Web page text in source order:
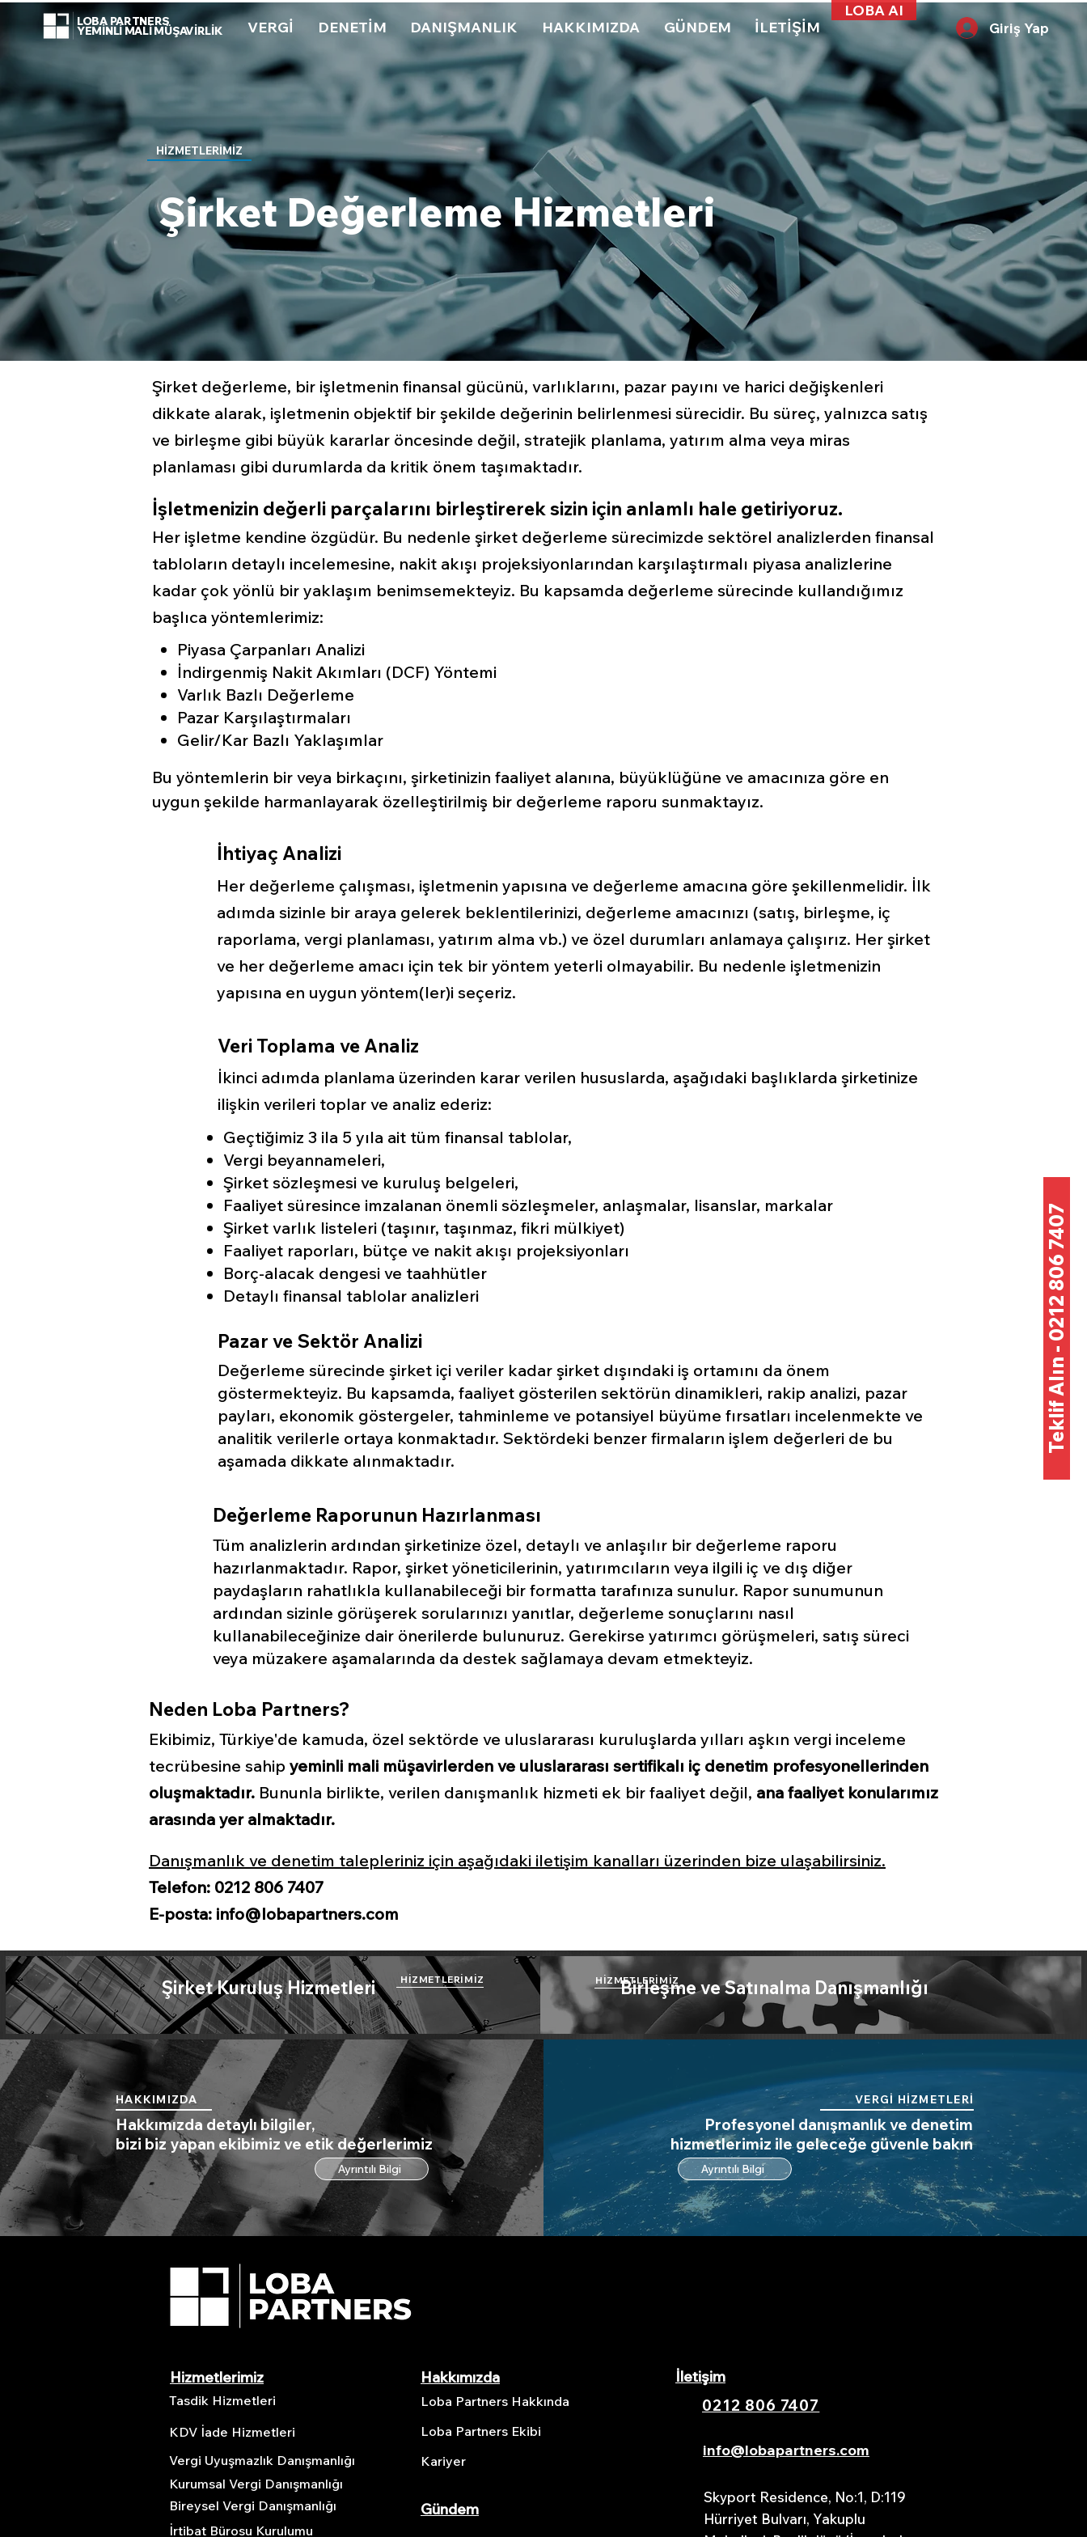
LOBA PARTNERS
YEMİNLİ MALİ MÜŞAVİRLİK VERGİ DENETİM DANIŞMANLIK HAKKIMIZDA GÜNDEM İLETİŞİM
LOBA AI
Giriş Yap
Teklif Alın - 0212 806 7407
HİZMETLERİMİZ
Şirket Değerleme Hizmetleri
Şirket değerleme, bir işletmenin finansal gücünü, varlıklarını, pazar payını ve harici değişkenleri
dikkate alarak, işletmenin objektif bir şekilde değerinin belirlenmesi sürecidir. Bu süreç, yalnızca satış
ve birleşme gibi büyük kararlar öncesinde değil, stratejik planlama, yatırım alma veya miras
planlaması gibi durumlarda da kritik önem taşımaktadır.
İşletmenizin değerli parçalarını birleştirerek sizin için anlamlı hale getiriyoruz.
Her işletme kendine özgüdür. Bu nedenle şirket değerleme sürecimizde sektörel analizlerden finansal
tabloların detaylı incelemesine, nakit akışı projeksiyonlarından karşılaştırmalı piyasa analizlerine
kadar çok yönlü bir yaklaşım benimsemekteyiz. Bu kapsamda değerleme sürecinde kullandığımız
başlıca yöntemlerimiz:
Piyasa Çarpanları Analizi
İndirgenmiş Nakit Akımları (DCF) Yöntemi
Varlık Bazlı Değerleme
Pazar Karşılaştırmaları
Gelir/Kar Bazlı Yaklaşımlar
Bu yöntemlerin bir veya birkaçını, şirketinizin faaliyet alanına, büyüklüğüne ve amacınıza göre en
uygun şekilde harmanlayarak özelleştirilmiş bir değerleme raporu sunmaktayız.​
İhtiyaç Analizi
Her değerleme çalışması, işletmenin yapısına ve değerleme amacına göre şekillenmelidir. İlk
adımda sizinle bir araya gelerek beklentilerinizi, değerleme amacınızı (satış, birleşme, iç
raporlama, vergi planlaması, yatırım alma vb.) ve özel durumları anlamaya çalışırız. Her şirket
ve her değerleme amacı için tek bir yöntem yeterli olmayabilir. Bu nedenle işletmenizin
yapısına en uygun yöntem(ler)i seçeriz.
Veri Toplama ve Analiz
İkinci adımda planlama üzerinden karar verilen hususlarda, aşağıdaki başlıklarda şirketinize
ilişkin verileri toplar ve analiz ederiz:
Geçtiğimiz 3 ila 5 yıla ait tüm finansal tablolar,
Vergi beyannameleri,
Şirket sözleşmesi ve kuruluş belgeleri,
Faaliyet süresince imzalanan önemli sözleşmeler, anlaşmalar, lisanslar, markalar
Şirket varlık listeleri (taşınır, taşınmaz, fikri mülkiyet)
Faaliyet raporları, bütçe ve nakit akışı projeksiyonları
Borç-alacak dengesi ve taahhütler
Detaylı finansal tablolar analizleri
Pazar ve Sektör Analizi
Değerleme sürecinde şirket içi veriler kadar şirket dışındaki iş ortamını da önem
göstermekteyiz. Bu kapsamda, faaliyet gösterilen sektörün dinamikleri, rakip analizi, pazar
payları, ekonomik göstergeler, tahminleme ve potansiyel büyüme fırsatları incelenmekte ve
analitik verilerle ortaya konmaktadır. Sektördeki benzer firmaların işlem değerleri de bu
aşamada dikkate alınmaktadır.
Değerleme Raporunun Hazırlanması
Tüm analizlerin ardından şirketinize özel, detaylı ve anlaşılır bir değerleme raporu
hazırlanmaktadır. Rapor, şirket yöneticilerinin, yatırımcıların veya ilgili iç ve dış diğer
paydaşların rahatlıkla kullanabileceği bir formatta tarafınıza sunulur. Rapor sunumunun
ardından sizinle görüşerek sorularınızı yanıtlar, değerleme sonuçlarını nasıl
kullanabileceğinize dair önerilerde bulunuruz. Gerekirse yatırımcı görüşmeleri, satış süreci
veya müzakere aşamalarında da destek sağlamaya devam etmekteyiz.
Neden Loba Partners?
Ekibimiz, Türkiye'de kamuda, özel sektörde ve uluslararası kuruluşlarda yılları aşkın vergi inceleme
tecrübesine sahip yeminli mali müşavirlerden ve uluslararası sertifikalı iç denetim profesyonellerinden
oluşmaktadır.​​ Bununla birlikte, verilen danışmanlık hizmeti ek bir faaliyet değil, ana faaliyet konularımız
arasında yer almaktadır.
Danışmanlık ve denetim talepleriniz için aşağıdaki iletişim kanalları üzerinden bize ulaşabilirsiniz.
Telefon: 0212 806 7407
E-posta: info@lobapartners.com
HİZMETLERİMİZ
Şirket Kuruluş Hizmetleri HİZMETLERİMİZ
Birleşme ve Satınalma Danışmanlığı
HAKKIMIZDA
Hakkımızda detaylı bilgiler,
bizi biz yapan ekibimiz ve etik değerlerimiz
Ayrıntılı Bilgi
VERGİ HİZMETLERİ
Profesyonel danışmanlık ve denetim
hizmetlerimiz ile geleceğe güvenle bakın
Ayrıntılı Bilgi
Hizmetlerimiz
Tasdik Hizmetleri
KDV İade Hizmetleri
Vergi Uyuşmazlık Danışmanlığı
Hakkımızda
Loba Partners Hakkında
Loba Partners Ekibi
Kariyer
Kurumsal Vergi Danışmanlığı
Bireysel Vergi Danışmanlığı
İrtibat Bürosu Kurulumu
Gündem
0212 806 7407
İletişim
info@lobapartners.com
Skyport Residence, No:1, D:119
Hürriyet Bulvarı, Yakuplu